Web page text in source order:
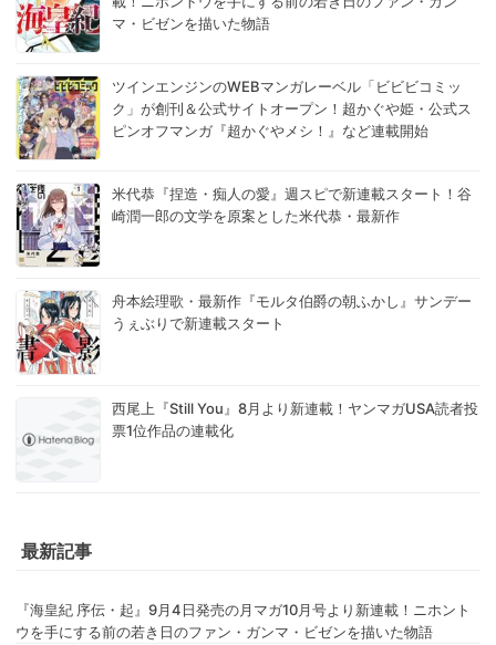
マ・ビゼンを描いた物語
ツインエンジンのWEBマンガレーベル「ビビビコミッ
ク」が創刊＆公式サイトオープン！超かぐや姫・公式ス
ピンオフマンガ『超かぐやメシ！』など連載開始
米代恭『捏造・痴人の愛』週スピで新連載スタート！谷
崎潤一郎の文学を原案とした米代恭・最新作
舟本絵理歌・最新作『モルタ伯爵の朝ふかし』サンデー
うぇぶりで新連載スタート
西尾上『Still You』8月より新連載！ヤンマガUSA読者投
票1位作品の連載化
最新記事
『海皇紀 序伝・起』9月4日発売の月マガ10月号より新連載！ニホント
ウを手にする前の若き日のファン・ガンマ・ビゼンを描いた物語